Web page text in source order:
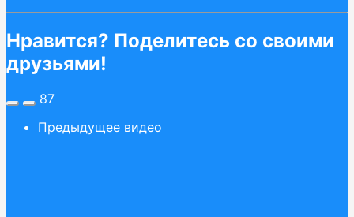
Нравится? Поделитесь со своими
друзьями!
87
Предыдущее видео